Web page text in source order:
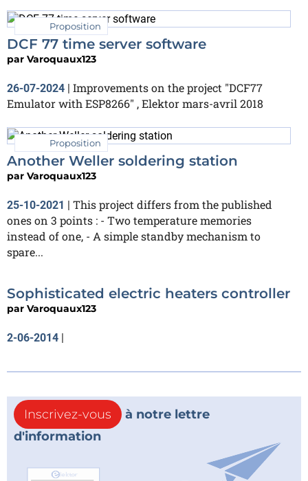
Proposition
DCF 77 time server software
par Varoquaux123
26-07-2024 | Improvements on the project "DCF77
Emulator with ESP8266" , Elektor mars-avril 2018
Proposition
Another Weller soldering station
par Varoquaux123
25-10-2021 | This project differs from the published
ones on 3 points : - Two temperature memories
instead of one, - A simple standby mechanism to
spare...
Sophisticated electric heaters controller
par Varoquaux123
2-06-2014 |
Inscrivez-vous
à notre lettre
d'information